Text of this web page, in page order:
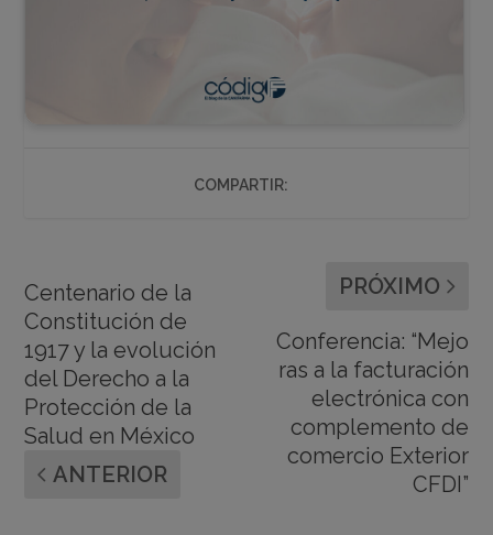
COMPARTIR:
Centenario de la
Constitución de
1917 y la evolución
del Derecho a la
Protección de la
Salud en México
ANTERIOR
PRÓXIMO
Conferencia: “Mejo
ras a la facturación
electrónica con
complemento de
comercio Exterior
CFDI”